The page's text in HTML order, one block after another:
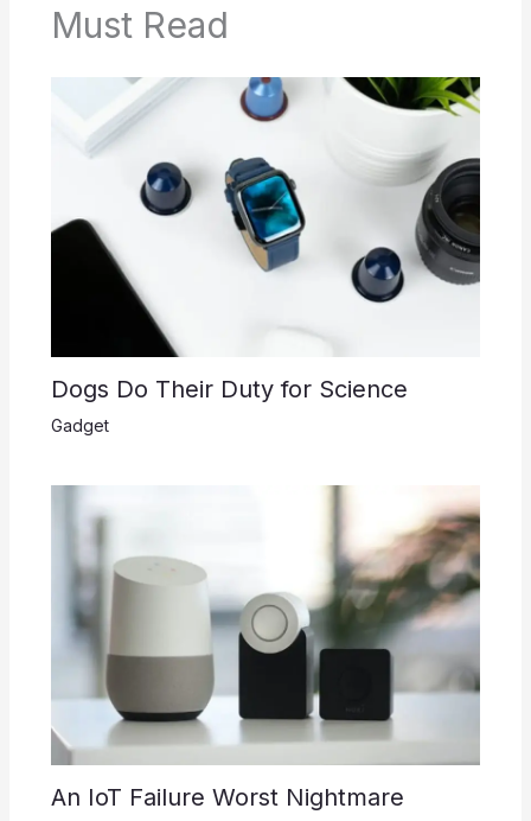
Must Read
Dogs Do Their Duty for Science
Gadget
An IoT Failure Worst Nightmare